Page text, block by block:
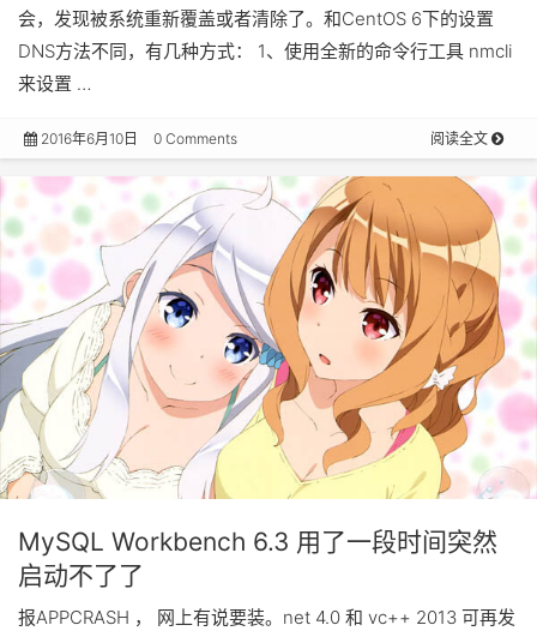
会，发现被系统重新覆盖或者清除了。和CentOS 6下的设置
DNS方法不同，有几种方式： 1、使用全新的命令行工具 nmcli
来设置 …
2016年6月10日 0 Comments 阅读全文
MySQL Workbench 6.3 用了一段时间突然
启动不了了
报APPCRASH ， 网上有说要装。net 4.0 和 vc++ 2013 可再发